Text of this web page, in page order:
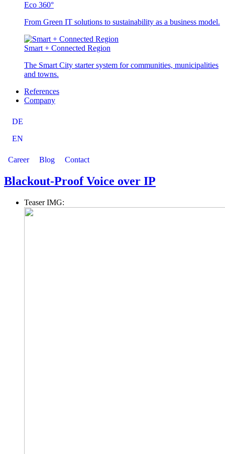
Eco 360°
From Green IT solutions to sustainability as a business model.
Smart + Connected Region
The Smart City starter system for communities, municipalities
and towns.
References
Company
DE
EN
Career Blog Contact
Blackout-Proof Voice over IP
Teaser IMG: